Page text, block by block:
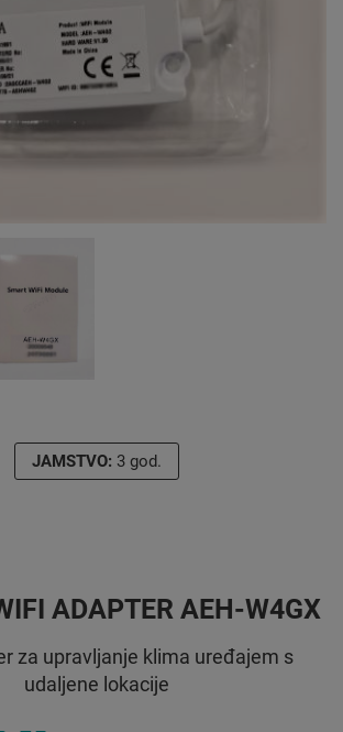
JAMSTVO: 3 god.
ADAPTER AEH-W4GX
za upravljanje klima uređajem s
udaljene lokacije